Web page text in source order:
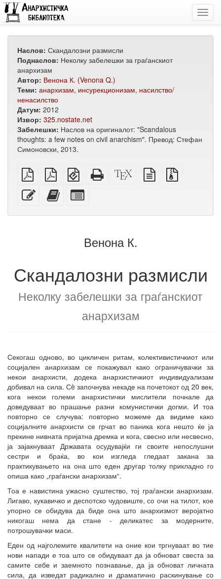
Наслов: Скандалозни размисли
Поднаслов: Неколку забелешки за граѓанскиот
анархизам
Автор: Венона К. (Venona Q.)
Теми: анархизам, инсурекционизам, насилство/
ненасилство
Датум: 2012
Извор: 325.nostate.net
Забелешки: Наслов на оригиналот: "Scandalous
thoughts: a few notes on civil anarchism". Превод: Стефан
Симоновски, 2013.
обичен
PDF
А4
PDF
печатење
EPUB
(за
мобилни
уреди)
Целосен
HTML
XeLaTeX
извор
изворот
Уреди
текст
Додади
текст
збирката
за
Венона К.
Скандалозни размисли
Неколку забелешки за граѓанскиот
анархизам
Секогаш одново, во цикличен ритам, колективистичкиот или
социјален анархизам се покажувал како ограничувачки за
некои анархисти, додека анархистичкиот индивидуализам
добивал на сила. Сè започнува некаде на почетокот од 20 век,
кога некои големи анархистички мислители почнале да
доведуваат во прашање разни комунистички догми. И тоа
повторно се случува: повторно можеме да видиме како
социјалните анархисти се грчат во паника кога нешто ќе ја
прекине нивната пријатна дремка и кога, свесно или несвесно,
ја зајакнуваат Државата осудувајќи ги своите непослушни
сестри и браќа, во кои изгледа гледаат закана за
практикувањето на она што еден другар толку прикладно го
опиша како „граѓански анархизам“.
Тоа е навистина ужасно суштество, тој граѓански анархизам.
Лигаво, кукавичко и деспотско чудовиште, со очи на тилот, кое
упорно се обидува да биде она што анархизмот веројатно
никогаш нема да стане - деликатес за модерните,
потрошувачки маси.
Еден од најголемите квалитети на оние кои тргнуваат во тие
нови напади е тоа што се обидуваат да ја обноват свеста за
самите себе и заемното познавање, да ја обноват личната
сила, да изведат радикално и драматично раскинување со